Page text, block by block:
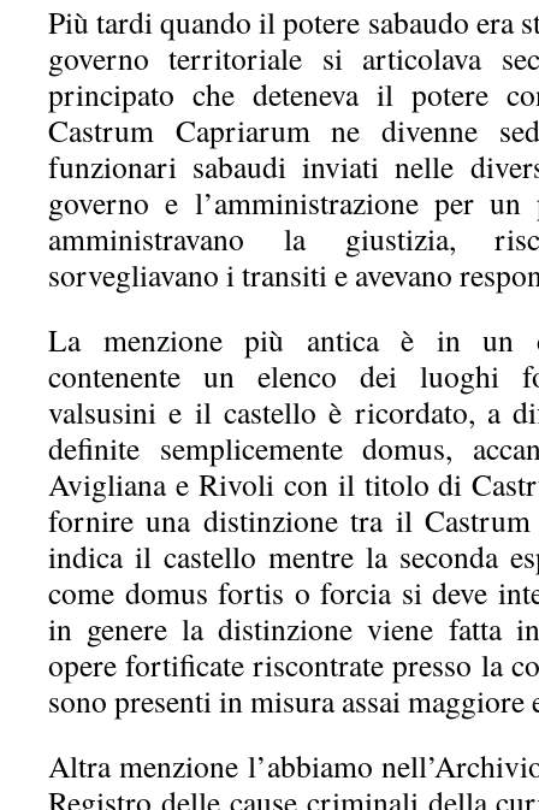
Più tardi quando il potere sabaudo era
governo territoriale si articolava
principato che deteneva il potere
Castrum Capriarum ne divenne
funzionari sabaudi inviati nelle
governo e l’amministrazione per
amministravano la giustizia,
sorvegliavano i transiti e avevano
La menzione più antica è in un
contenente un elenco dei luoghi
valsusini e il castello è ricordato, a
definite semplicemente domus,
Avigliana e Rivoli con il titolo di
fornire una distinzione tra il
indica il castello mentre la seconda
come domus fortis o forcia si deve
in genere la distinzione viene fatta
opere fortificate riscontrate presso la
sono presenti in misura assai maggiore
Altra menzione l’abbiamo
Registro delle cause criminali della